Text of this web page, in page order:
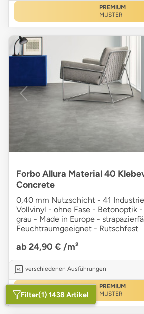
PREMIUM
MUSTER
Forbo Allura Material 40
Concrete
0,40 mm Nutzschicht - 41
Vollvinyl - ohne Fase - Betonoptik
grau - Made in Europe -
Feuchtraumgeeignet - Rutschfest
ab 24,90 € /m²
verschiedenen Ausführungen
PREMIUM
MUSTER
Filter(1) 1438 Artikel